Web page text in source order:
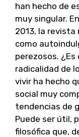
han hecho de
muy singular.
2013, la
como
perezosos.
radicalidad de
vivir ha hecho
social muy
tendencias de
Puede ser útil,
filosófica que,